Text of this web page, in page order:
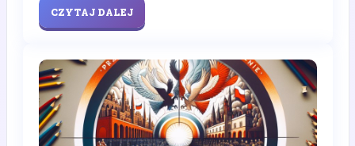
CZYTAJ DALEJ